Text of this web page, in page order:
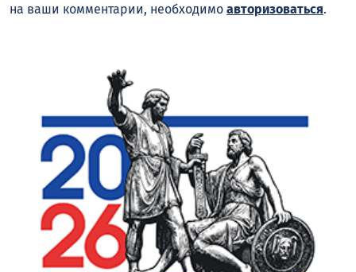
на ваши комментарии, необходимо авторизоваться.